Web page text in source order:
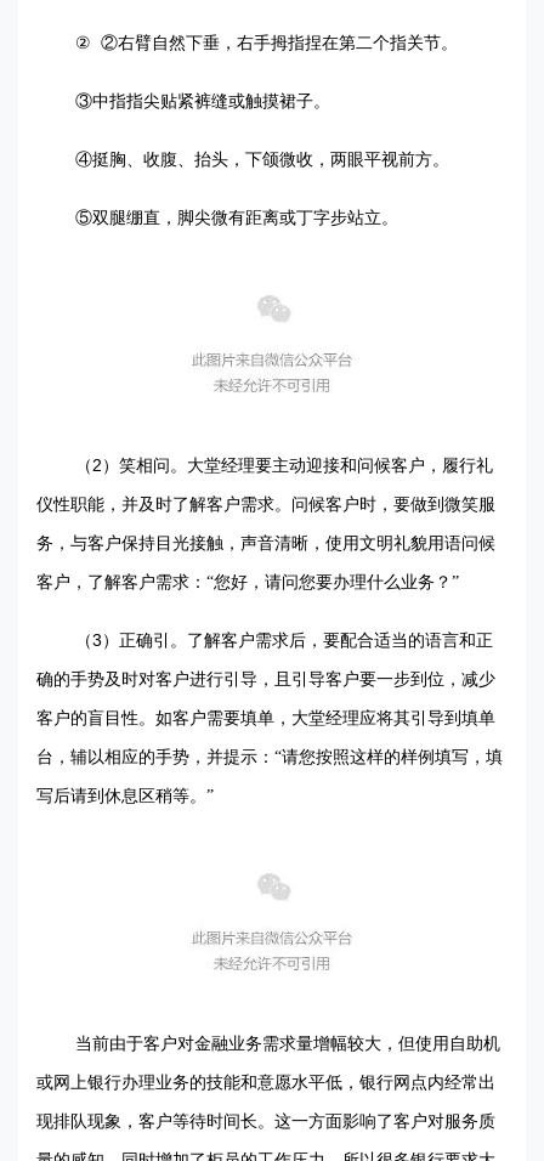
② ②右臂自然下垂，右手拇指捏在第二个指关节。
③中指指尖贴紧裤缝或触摸裙子。
④挺胸、收腹、抬头，下颌微收，两眼平视前方。
⑤双腿绷直，脚尖微有距离或丁字步站立。
（ 2 ）笑相问。大堂经理要主动迎接和问候客户，履行礼
仪性职能，并及时了解客户需求。问候客户时，要做到微笑服
务，与客户保持目光接触，声音清晰，使用文明礼貌用语问候
客户，了解客户需求：“您好，请问您要办理什么业务？”
（3 ）正确引。了解客户需求后，要配合适当的语言和正
确的手势及时对客户进行引导，且引导客户要一步到位，减少
客户的盲目性。如客户需要填单，大堂经理应将其引导到填单
台，辅以相应的手势，并提示：“请您按照这样的样例填写，填
写后请到休息区稍等。”
当前由于客户对金融业务需求量增幅较大，但使用自助机
或网上银行办理业务的技能和意愿水平低，银行网点内经常出
现排队现象，客户等待时间长。这一方面影响了客户对服务质